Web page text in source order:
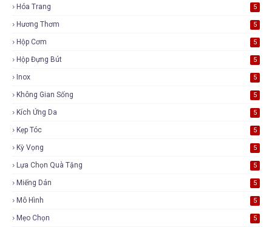
Hóa Trang 5
Hương Thơm 5
Hộp Cơm 5
Hộp Đựng Bút 5
Inox 5
Không Gian Sống 5
Kích Ứng Da 5
Kẹp Tóc 5
Kỳ Vọng 5
Lựa Chọn Quà Tặng 5
Miếng Dán 5
Mô Hình 5
Mẹo Chọn 5